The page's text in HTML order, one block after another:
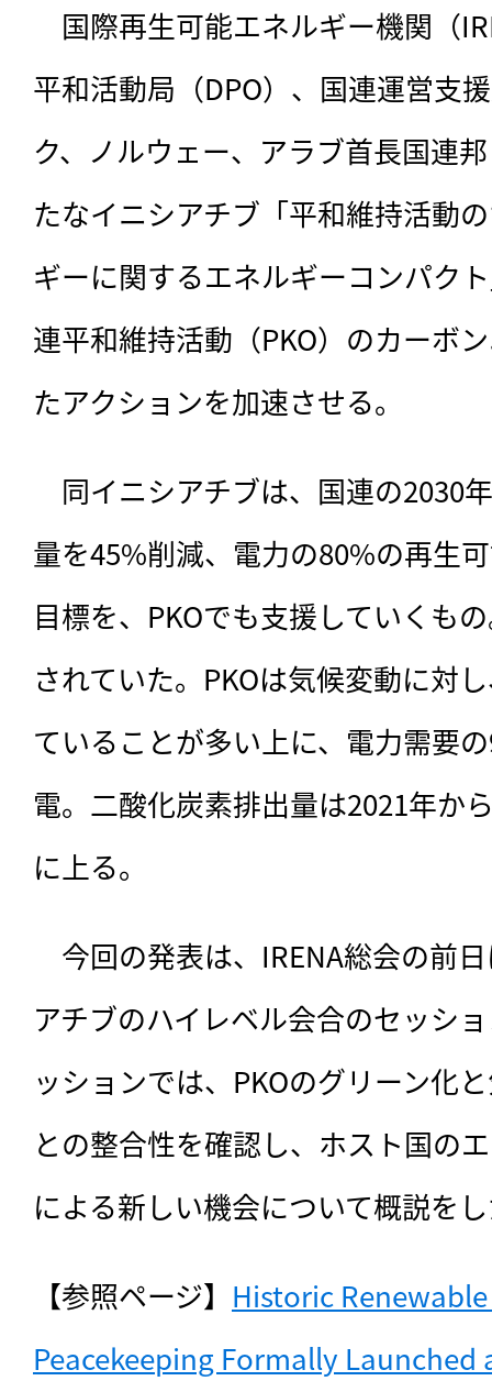
国際再生可能エネルギー機関（
平和活動局（DPO）、国連運営支
ク、ノルウェー、アラブ首長国連
たなイニシアチブ「平和維持活動
ギーに関するエネルギーコンパク
連平和維持活動（PKO）のカーボ
たアクションを加速させる。
同イニシアチブは、国連の2030
量を45%削減、電力の80%の再生
目標を、PKOでも支援していくも
されていた。PKOは気候変動に対
ていることが多い上に、電力需要
電。二酸化炭素排出量は2021年か
に上る。
今回の発表は、IRENA総会の前
アチブのハイレベル会合のセッシ
ッションでは、PKOのグリーン化
との整合性を確認し、ホスト国の
による新しい機会について概説を
【参照ページ】 Historic